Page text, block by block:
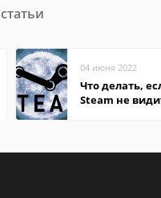
04 июня 2022
Что делать,
Steam не